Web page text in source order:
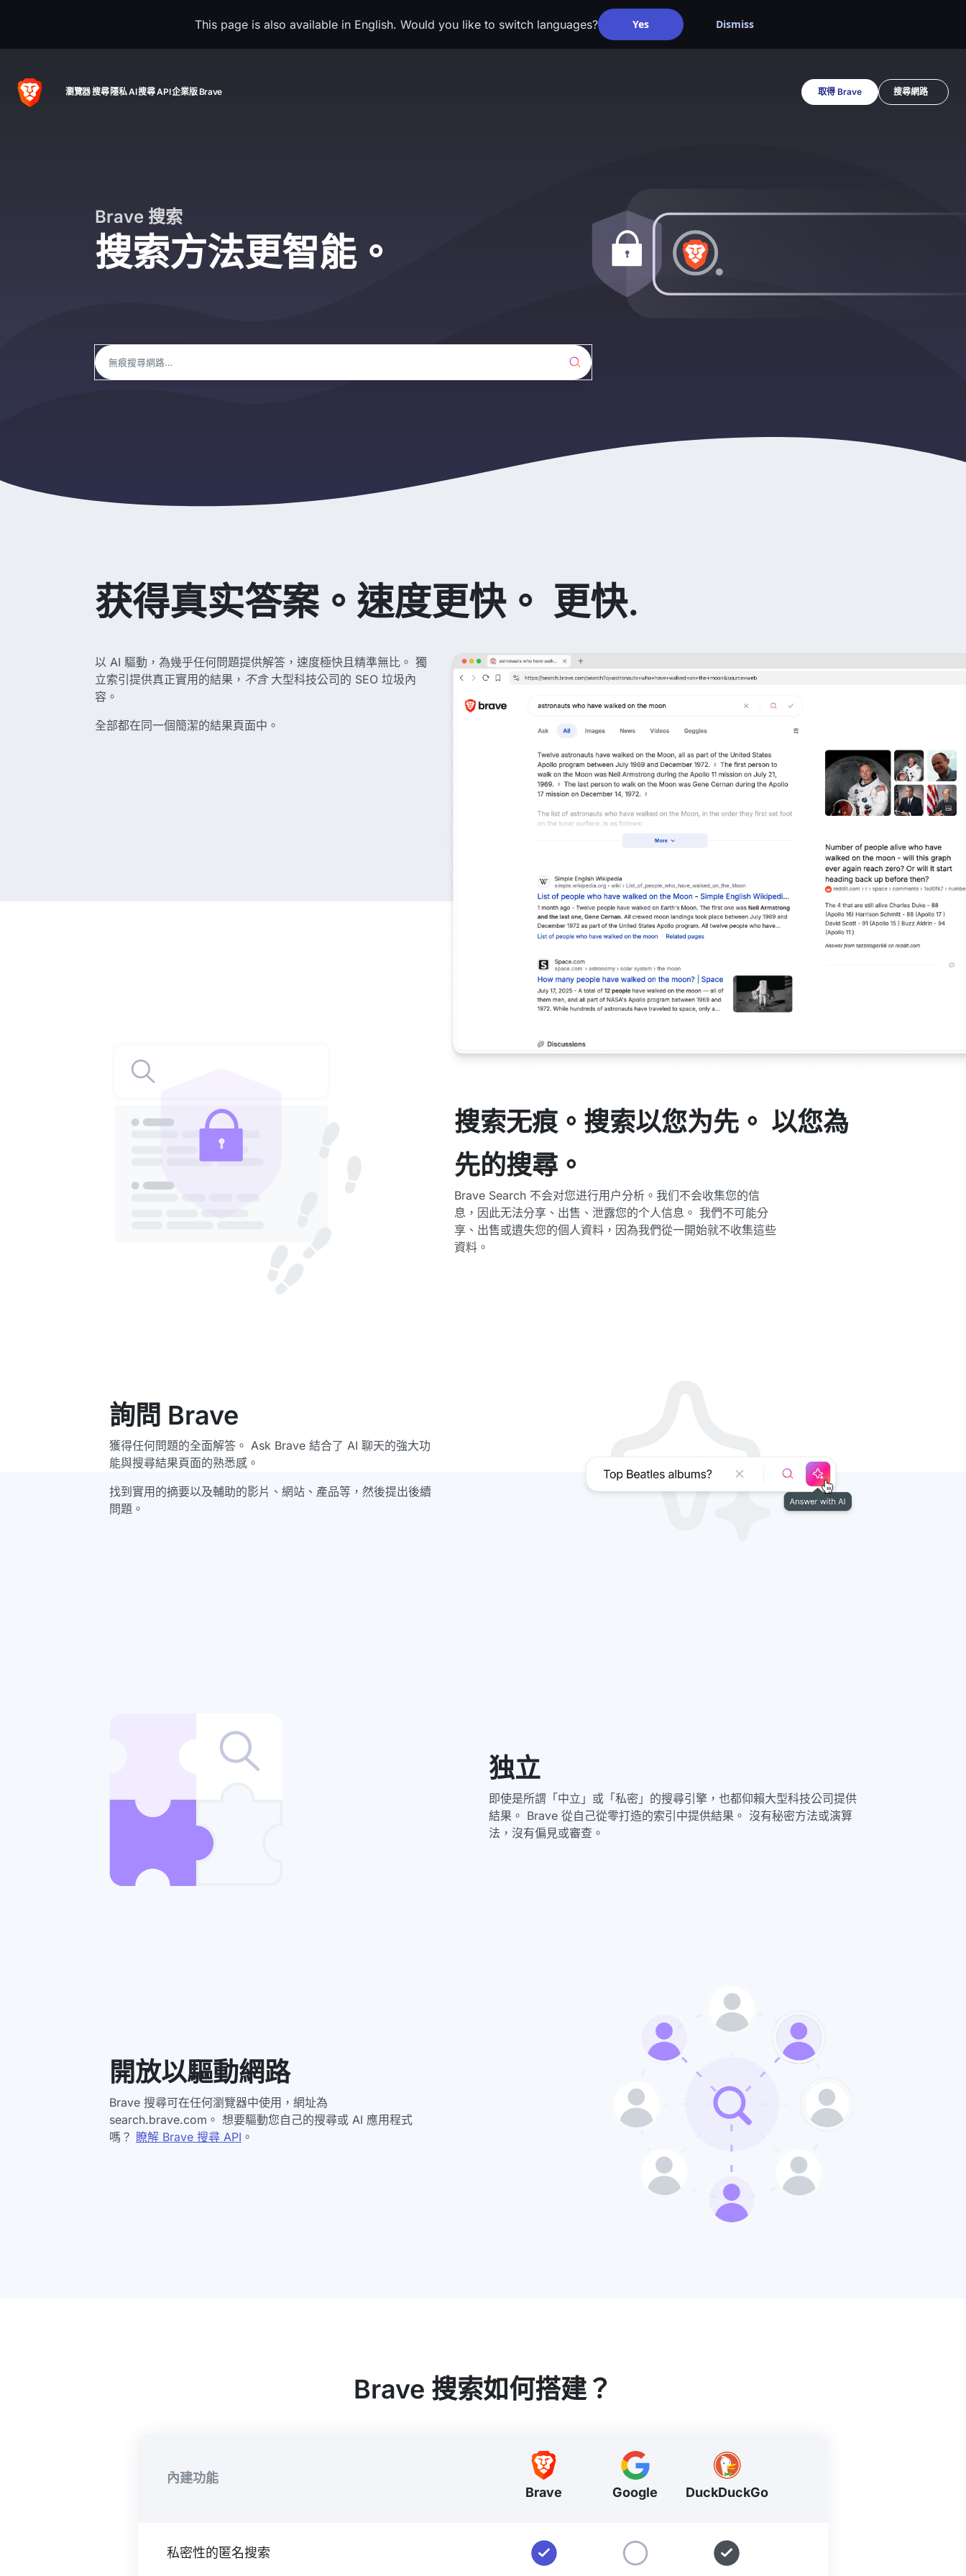
This page is also available in English. Would you like to switch languages? Yes Dismiss
瀏覽器搜尋 隱私 AI搜尋 API企業版 Brave 取得 Brave
Brave 搜索
搜索方法更智能。
获得真实答案。速度更快。 更快.
以 AI 驅動，為幾乎任何問題提供解答，速度極快且精準無比。 獨
立索引提供真正實用的結果， 不含大型科技公司的 SEO 垃圾內
容。
全部都在同一個簡潔的結果頁面中。
搜索无痕。搜索以您为先。 以您為
先的搜尋。
Brave Search 不会对您进行用户分析。我们不会收集您的信
息，因此无法分享、出售、泄露您的个人信息。 我們不可能分
享、出售或遺失您的個人資料，因為我們從一開始就不收集這些
資料。
詢問 Brave
獲得任何問題的全面解答。 Ask Brave 結合了 AI 聊天的強大功
能與搜尋結果頁面的熟悉感。
找到實用的摘要以及輔助的影片、網站、產品等，然後提出後續
問題。
独立
即使是所謂「中立」或「私密」的搜尋引擎，也都仰賴大型科技公司提供
結果。 Brave 從自己從零打造的索引中提供結果。 沒有秘密方法或演算
法，沒有偏見或審查。
開放以驅動網路
Brave 搜尋可在任何瀏覽器中使用，網址為
search.brave.com。 想要驅動您自己的搜尋或 AI 應用程式
嗎？ 瞭解 Brave 搜尋 API 。
Brave 搜索如何搭建？
內建功能
Brave
Google DuckDuckGo
私密性的匿名搜索